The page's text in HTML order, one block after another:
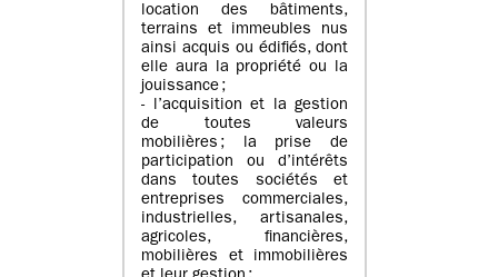
location des bâtiments,
terrains et immeubles nus
ainsi acquis ou édifiés, dont
elle aura la propriété ou la
jouissance ;
- l’acquisition et la gestion
de toutes valeurs
mobilières ; la prise de
participation ou d’intérêts
dans toutes sociétés et
entreprises commerciales,
industrielles, artisanales,
agricoles, financières,
mobilières et immobilières